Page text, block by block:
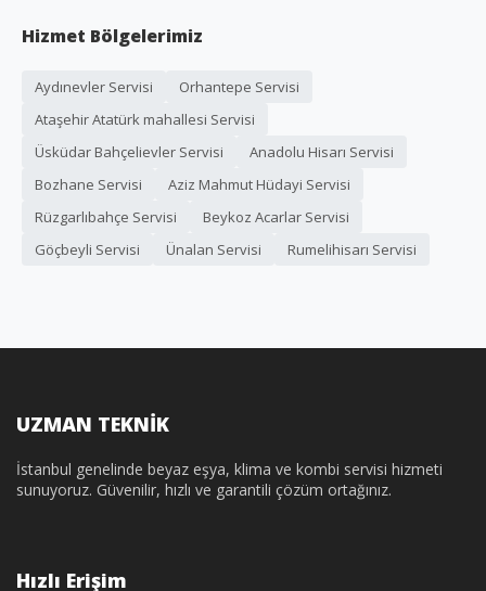
Hizmet Bölgelerimiz
Aydınevler Servisi
Orhantepe Servisi
Ataşehir Atatürk mahallesi Servisi
Üsküdar Bahçelievler Servisi
Anadolu Hisarı Servisi
Bozhane Servisi
Aziz Mahmut Hüdayi Servisi
Rüzgarlıbahçe Servisi
Beykoz Acarlar Servisi
Göçbeyli Servisi
Ünalan Servisi Rumelihisarı Servisi
UZMAN TEKNİK
İstanbul genelinde beyaz eşya, klima ve kombi servisi hizmeti
sunuyoruz. Güvenilir, hızlı ve garantili çözüm ortağınız.
Hızlı Erişim